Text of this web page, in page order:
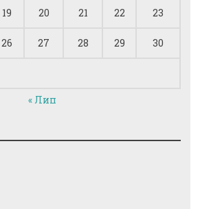
19 20 21 22 23
26 27 28 29 30
« Лип